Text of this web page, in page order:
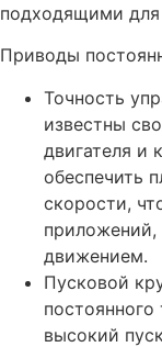
подходящими
Приводы
Точность
известны
двигателя и
обеспечить
скорости,
приложений,
движением.
Пусковой
высокий